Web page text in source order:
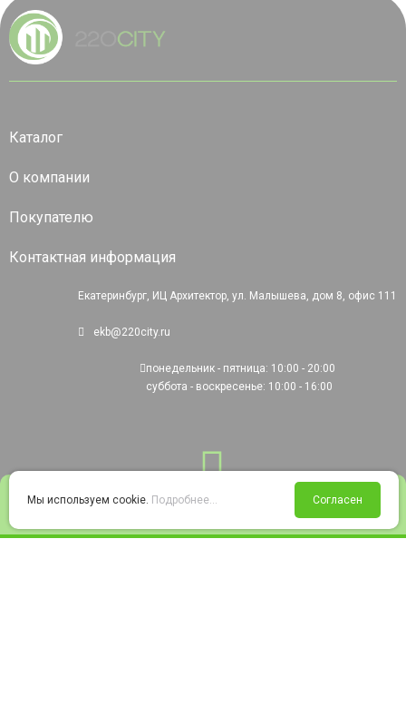
Войти Избранное Корзина
Каталог
О компании
Покупателю
Контактная информация
Екатеринбург, ИЦ Архитектор, ул. Малышева, дом 8, офис 111
ekb@220city.ru
понедельник - пятница: 10:00 - 20:00
суббота - воскресенье: 10:00 - 16:00
Мы используем cookie. Подробнее... Согласен